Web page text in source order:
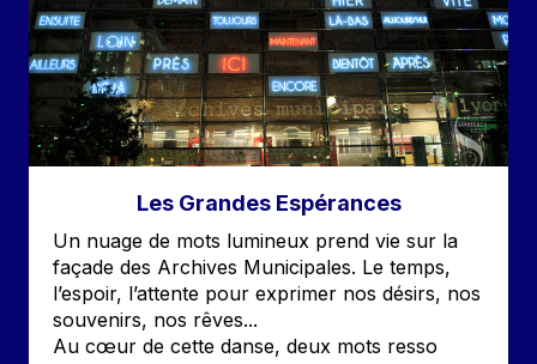
Les Grandes Espérances
Accroche
Un nuage de mots lumineux prend vie sur la
façade des Archives Municipales. Le temps,
l’espoir, l’attente pour exprimer nos désirs, nos
souvenirs, nos rêves...
Au cœur de cette danse, deux mots resso